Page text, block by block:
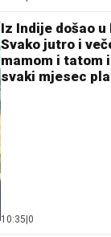
Iz Indije došao u
Svako jutro i
mamom i tatom
svaki mjesec
10:35 0